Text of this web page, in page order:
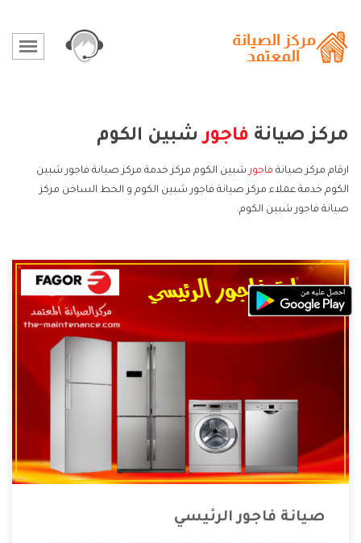
مركز صيانة فاجورشبين الكوم
ارقام مركز صيانة فاجور شبين الكوم مركز خدمة مركز صيانة فاجور شبين
الكوم خدمة عملاء مركز صيانة فاجور شبين الكوم و الخط الساخن مركز
صيانة فاجور شبين الكوم.
صيانة فاجور الرئيسي